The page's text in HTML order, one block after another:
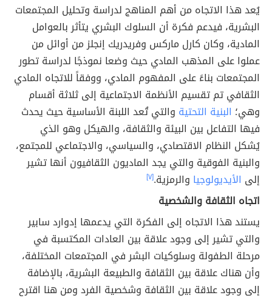
يُعد هذا الاتجاه من أهم المناهج لدراسة وتحليل المجتمعات
البشرية، فيدعم فكرة أن السلوك البشري يتأثر بالعوامل
المادية، وكان كارل ماركس وفريدريك إنجلز من أوائل من
عملوا على المذهب المادي حيث وضعا نموذجًا لدراسة تطور
المجتمعات بناءً على المفهوم المادي، ووفقاً للاتجاه المادي
الثقافي تم تقسيم الأنظمة الاجتماعية إلى ثلاثة أقسام
وهي؛ البنية التحتية والتي تُعد اللبنة الأساسية حيث يحدث
فيها التفاعل بين البيئة والثقافة، والهيكل وهو الذي
يُشكل النظام الاقتصادي، والسياسي، والاجتماعي للمجتمع،
والبنية الفوقية والتي يجد الماديون الثقافيون أنها تشير
إلى الأيديولوجيا والرمزية.[٧]
اتجاه الثقافة والشخصية
يستند هذا الاتجاه إلى الفكرة التي يدعمها إدوارد سابير
والتي تشير إلى وجود علاقة بين العادات المكتسبة في
مرحلة الطفولة وسلوكيات البشر في المجتمعات المختلفة،
وأن هناك علاقة بين الثقافة والطبيعة البشرية، بالإضافة
إلى وجود علاقة بين الثقافة وشخصية الفرد ومن هنا اقترح